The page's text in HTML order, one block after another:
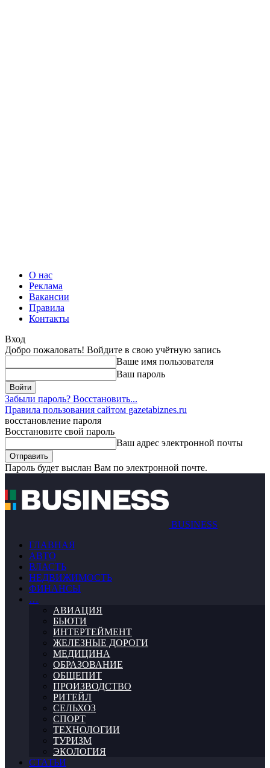
О нас
Реклама
Вакансии
Правила
Контакты
Вход
Добро пожаловать! Войдите в свою учётную запись
Ваше имя пользователя
Ваш пароль
Забыли пароль? Восстановить...
Правила пользования сайтом gazetabiznes.ru
восстановление пароля
Восстановите свой пароль
Ваш адрес электронной почты
Пароль будет выслан Вам по электронной почте.
BUSINESS
ГЛАВНАЯ
АВТО
ВЛАСТЬ
НЕДВИЖИМОСТЬ
ФИНАНСЫ
…
АВИАЦИЯ
БЬЮТИ
ИНТЕРТЕЙМЕНТ
ЖЕЛЕЗНЫЕ ДОРОГИ
МЕДИЦИНА
ОБРАЗОВАНИЕ
ОБЩЕПИТ
ПРОИЗВОДСТВО
РИТЕЙЛ
СЕЛЬХОЗ
СПОРТ
ТЕХНОЛОГИИ
ТУРИЗМ
ЭКОЛОГИЯ
СТАТЬИ